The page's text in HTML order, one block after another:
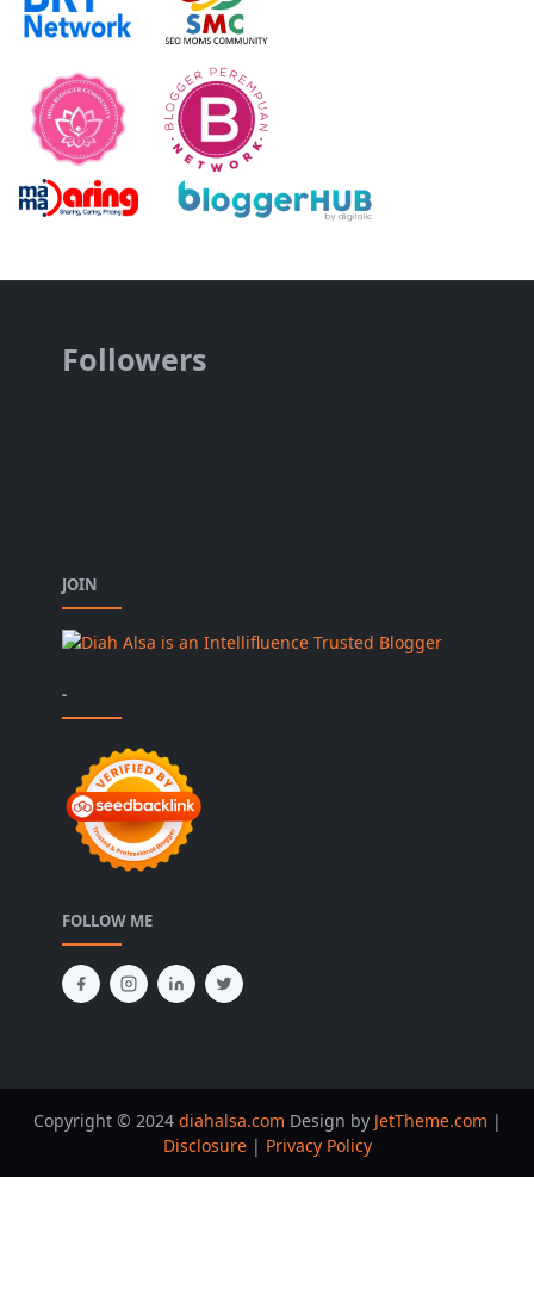
Followers
JOIN
-
FOLLOW ME
Copyright © 2024 diahalsa.com Design by JetTheme.com |
Disclosure| Privacy Policy